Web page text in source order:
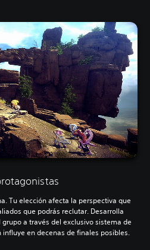
Tu elección afecta la perspectiva que
que podrás reclutar. Desarrolla
a través del exclusivo sistema de
en decenas de finales posibles.